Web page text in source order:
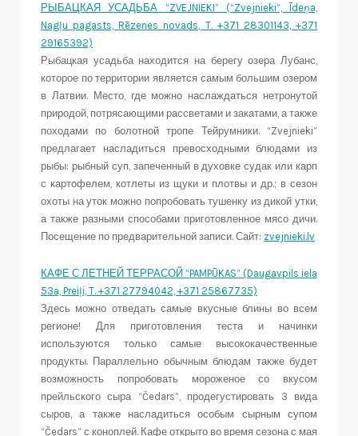
РЫБАЦКАЯ УСАДЬБА “ZVEJNIEKI” (“Zvejnieki”, Īdeņa,
Nagļu pagasts, Rēzenes novads, T. +371 28301143, +371
29165392)
Рыбацкая усадьба находится на берегу озера Лубанс,
которое по территории является самым большим озером
в Латвии. Место, где можно наслаждаться нетронутой
природой, потрясающими рассветами и закатами, а также
походами по болотной тропе Тейрумники. “Zvejnieki”
предлагает насладиться превосходными блюдами из
рыбы: рыбный суп, запеченный в духовке судак или карп
с картофелем, котлеты из щуки и плотвы и др.; в сезон
охоты на уток можно попробовать тушенку из дикой утки,
а также разными способами приготовленное мясо дичи.
Посещение по предварительной записи. Сайт: zvejnieki.lv
КАФЕ С ЛЕТНЕЙ ТЕРРАСОЙ “PAMPŪKAS” (Daugavpils iela
53a, Preiļi, T. +371 27794042, +371 25867735)
Здесь можно отведать самые вкусные блины во всем
регионе! Для приготовления теста и начинки
используются только самые высококачественные
продукты. Параллельно обычным блюдам также будет
возможность попробовать мороженое со вкусом
прейльского сыра “Čedars”, продегустировать 3 вида
сыров, а также насладиться особым сырным супом
“Čedars” с коноплей. Кафе открыто во время сезона с мая